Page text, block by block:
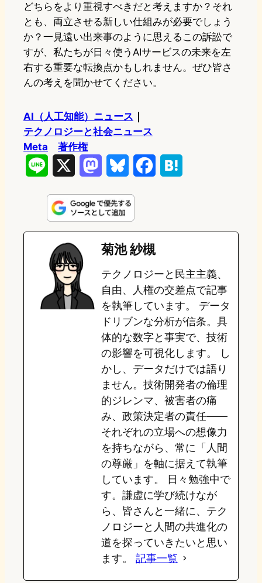
どちらをより重視すべきだと考えますか？それ
とも、両立させる新しい仕組みが必要でしょう
か？一見遠い出来事のように思えるこの訴訟で
すが、私たちが日々使うAIサービスの未来を左
右する重要な転換点かもしれません。ぜひ皆さ
んの考えを聞かせてください。
AI（人工知能）ニュース
テクノロジーと社会ニュース
Meta
著作権
n
e
s
t
o
d
o
n
u
e
s
k
y
e
b
o
k
e
a
菊池 紗槻
テクノロジーと民主主義、
自由、人権の交差点で記事
を執筆しています。 データ
ドリブンな分析が信条。具
体的な数字と事実で、技術
の影響を可視化します。 し
かし、データだけでは語り
ません。技術開発者の倫理
的ジレンマ、被害者の痛
み、政策決定者の責任——
それぞれの立場への想像力
を持ちながら、常に「人間
の尊厳」を軸に据えて執筆
しています。 日々勉強中で
す。謙虚に学び続けなが
ら、皆さんと一緒に、テク
ノロジーと人間の共進化の
道を探っていきたいと思い
ます。 記事一覧